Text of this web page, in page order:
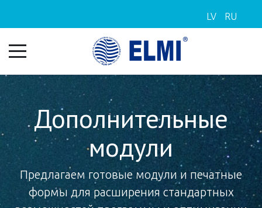
LV RU
Дополнительные
модули
Предлагаем готовые модули и печатные
формы для расширения стандартных